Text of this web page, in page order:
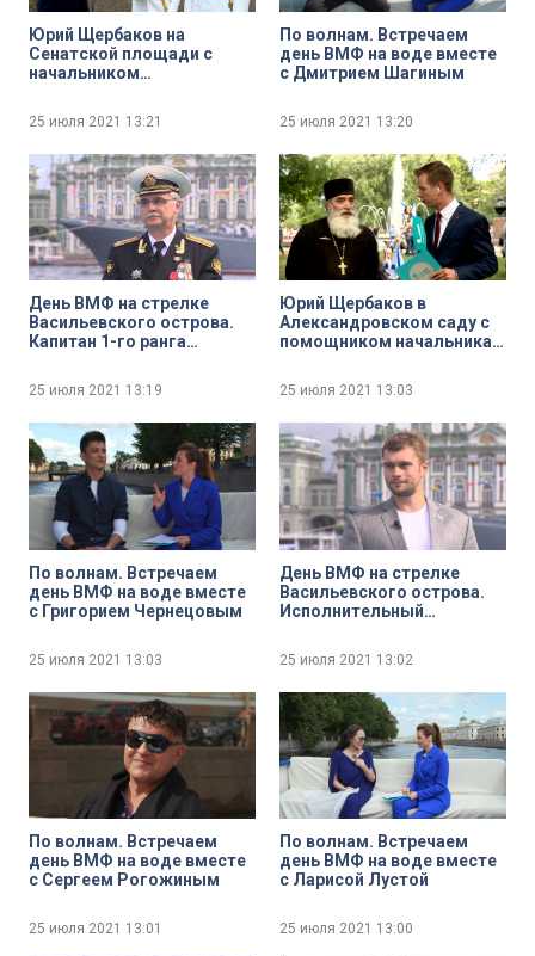
Юрий Щербаков на
Сенатской площади с
начальником
оркестра ВМФ имени Н. А.
Валентином Лященко и
начальником
Адмиралтейского
оркестра Ленинградской
военно-морской базы
Никитой Игнатовым
25 июля 2021 13:21
По волнам. Встречаем
день ВМФ на воде вместе
с Дмитрием Шагиным
25 июля 2021 13:20
День ВМФ на стрелке
Васильевского острова.
Капитан 1-го ранга
25 июля 2021 13:19
Юрий Щербаков в
Александровском саду с
помощником начальника
Кузнецова по работе с
военнослужащими
нейромонахом
Вениамином
25 июля 2021 13:03
По волнам. Встречаем
день ВМФ на воде вместе
с Григорием Чернецовым
25 июля 2021 13:03
День ВМФ на стрелке
Васильевского острова.
Исполнительный
Русского
общества, водолаз-
исследователь Сергей
Фокин
25 июля 2021 13:02
По волнам. Встречаем
день ВМФ на воде вместе
с Сергеем Рогожиным
25 июля 2021 13:01
По волнам. Встречаем
день ВМФ на воде вместе
с Ларисой Лустой
25 июля 2021 13:00